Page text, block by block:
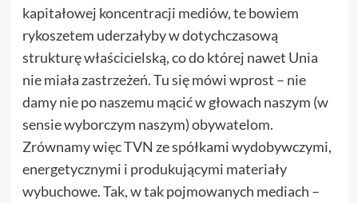
kapitałowej koncentracji mediów, te bowiem
rykoszetem uderzałyby w dotychczasową
strukturę właścicielską, co do której nawet Unia
nie miała zastrzeżeń. Tu się mówi wprost – nie
damy nie po naszemu mącić w głowach naszym (w
sensie wyborczym naszym) obywatelom.
Zrównamy więc TVN ze spółkami wydobywczymi,
energetycznymi i produkującymi materiały
wybuchowe. Tak, w tak pojmowanych mediach –